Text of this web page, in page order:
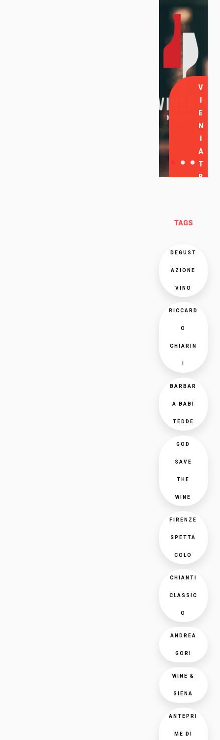
V
E
N
A
T
R
TAGS
DEGUST
AZIONE
VINO
RICCARD
O
CHIARIN
BARBAR
A BABI
TEDDE
GOD
SAVE
THE
WINE
FIRENZE
SPETTA
COLO
CHIANTI
CLASSIC
O
ANDREA
GORI
WINE &
SIENA
ANTEPRI
ME DI